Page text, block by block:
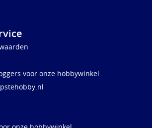
voor onze hobbywinkel